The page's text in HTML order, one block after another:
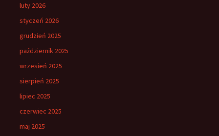
luty 2026
styczeń 2026
grudzień 2025
październik 2025
wrzesień 2025
sierpień 2025
lipiec 2025
czerwiec 2025
maj 2025